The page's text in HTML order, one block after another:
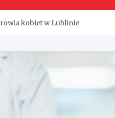
kobiet w Lublinie